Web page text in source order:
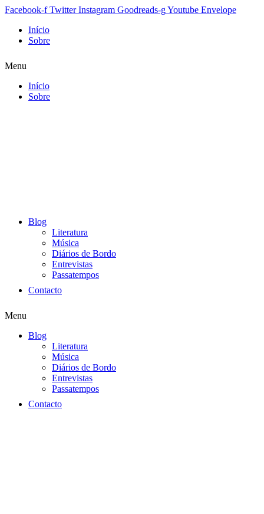
Facebook-f Twitter Instagram Goodreads-gYoutube Envelope
Início
Sobre
Menu
Início
Sobre
Blog
Literatura
Música
Diários de Bordo
Entrevistas
Passatempos
Contacto
Menu
Blog
Literatura
Música
Diários de Bordo
Entrevistas
Passatempos
Contacto